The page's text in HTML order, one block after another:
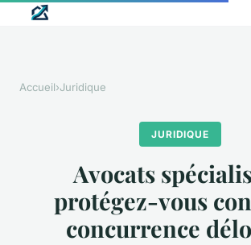
Accueil›Juridique
JURIDIQUE
Avocats
protégez-vous
concurrence